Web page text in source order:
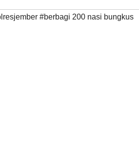
#berbagi 200 nasi bungkus